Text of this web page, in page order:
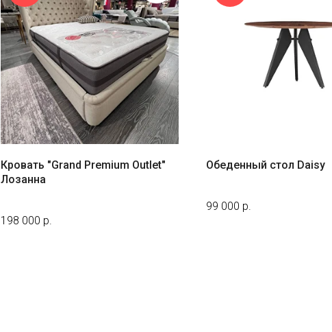
Кровать "Grand Premium Outlet"
Лозанна
198 000 р.
Обеденный стол Daisy
99 000 р.